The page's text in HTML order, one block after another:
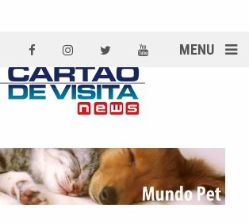
MENU